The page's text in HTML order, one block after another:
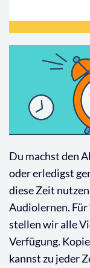
Du machst den
oder erledigst
diese Zeit
Audiolernen. Für
stellen wir alle
Verfügung.
kannst zu jeder